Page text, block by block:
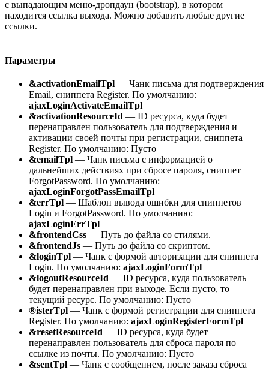
с выпадающим меню-дропдаун (bootstrap), в котором
находится ссылка выхода. Можно добавить любые другие
ссылки.
Параметры
&activationEmailTpl — Чанк письма для подтверждения
Email, сниппета Register. По умолчанию:
ajaxLoginActivateEmailTpl
&activationResourceId — ID ресурса, куда будет
перенаправлен пользователь для подтверждения и
активации своей почты при регистрации, сниппета
Register. По умолчанию: Пусто
&emailTpl — Чанк письма с информацией о
дальнейших действиях при сбросе пароля, сниппет
ForgotPassword. По умолчанию:
ajaxLoginForgotPassEmailTpl
&errTpl — Шаблон вывода ошибки для сниппетов
Login и ForgotPassword. По умолчанию:
ajaxLoginErrTpl
&frontendCss — Путь до файла со стилями.
&frontendJs — Путь до файла со скриптом.
&loginTpl — Чанк с формой авторизации для сниппета
Login. По умолчанию: ajaxLoginFormTpl
&logoutResourceId — ID ресурса, куда пользователь
будет перенаправлен при выходе. Если пусто, то
текущий ресурс. По умолчанию: Пусто
®isterTpl — Чанк с формой регистрации для сниппета
Register. По умолчанию: ajaxLoginRegisterFormTpl
&resetResourceId — ID ресурса, куда будет
перенаправлен пользователь для сброса пароля по
ссылке из почты. По умолчанию: Пусто
&sentTpl — Чанк с сообщением, после заказа сброса